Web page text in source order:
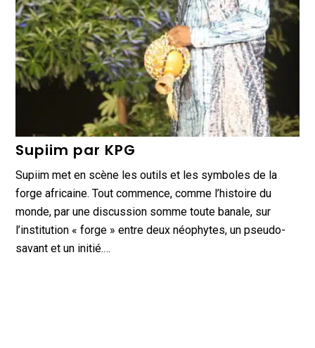
Supiim par KPG
Supiim met en scène les outils et les symboles de la
forge africaine. Tout commence, comme l’histoire du
monde, par une discussion somme toute banale, sur
l’institution « forge » entre deux néophytes, un pseudo-
savant et un initié.…